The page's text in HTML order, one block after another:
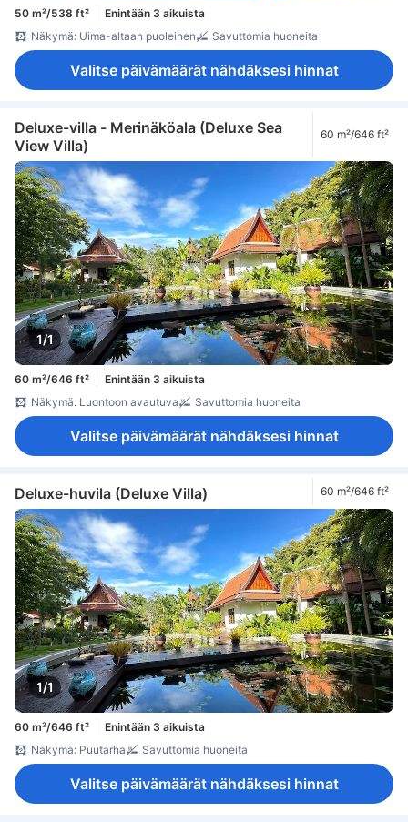
50 m²/538 ft²
Enintään 3 aikuista
Näkymä: Uima-altaan puoleinen
Savuttomia huoneita
Valitse päivämäärät nähdäksesi hinnat
Deluxe-villa - Merinäköala (Deluxe Sea
View Villa)
60 m²/646 ft²
1/1
60 m²/646 ft²
Enintään 3 aikuista
Näkymä: Luontoon avautuva
Savuttomia huoneita
Valitse päivämäärät nähdäksesi hinnat
Deluxe-huvila (Deluxe Villa) 60 m²/646 ft²
1/1
60 m²/646 ft²
Enintään 3 aikuista
Näkymä: Puutarha
Savuttomia huoneita
Valitse päivämäärät nähdäksesi hinnat